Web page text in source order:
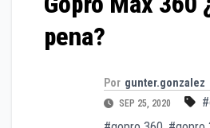
pena?
Por gunter.gonzalez
SEP 25, 2020